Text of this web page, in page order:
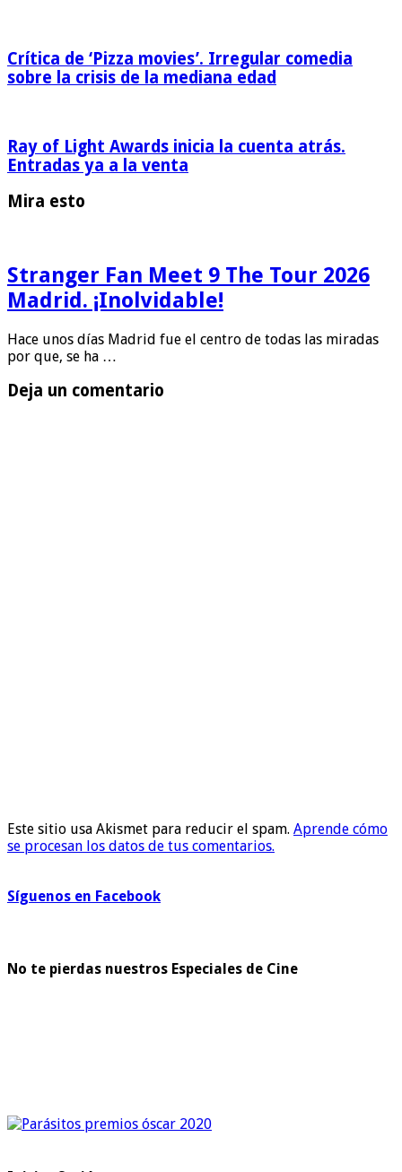
Crítica de ‘Pizza movies’. Irregular comedia
sobre la crisis de la mediana edad
Ray of Light Awards inicia la cuenta atrás.
Entradas ya a la venta
Mira esto
Stranger Fan Meet 9 The Tour 2026
Madrid. ¡Inolvidable!
Hace unos días Madrid fue el centro de todas las miradas
por que, se ha …
Deja un comentario
Este sitio usa Akismet para reducir el spam. Aprende cómo
se procesan los datos de tus comentarios.
Síguenos en Facebook
No te pierdas nuestros Especiales de Cine